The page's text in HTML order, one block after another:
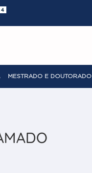
4
MESTRADO E DOUTORADO